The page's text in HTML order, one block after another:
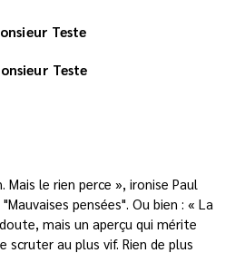
Teste
Teste
le rien perce », ironise Paul
pensées". Ou bien : « La
mais un aperçu qui mérite
scruter au plus vif. Rien de plus